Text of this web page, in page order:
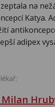
zeptala na
Katya.
adipex
Milan